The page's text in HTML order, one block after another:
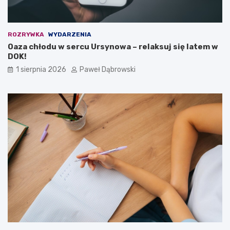
d
i
e
c
i
m
o
d
z
i
e
y
ROZRYWKA WYDARZENIA
Oaza chłodu w sercu Ursynowa – relaksuj się latem w
DOK!
1 sierpnia 2026 Paweł Dąbrowski